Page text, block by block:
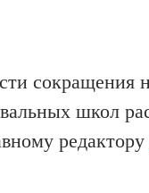
школ
редактору